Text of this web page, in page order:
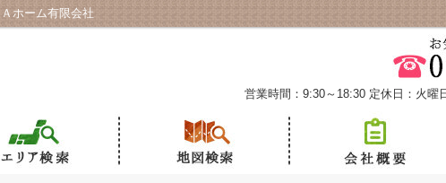
ホーム有限会社
営業時間：9:30～18:30 定休日：火曜